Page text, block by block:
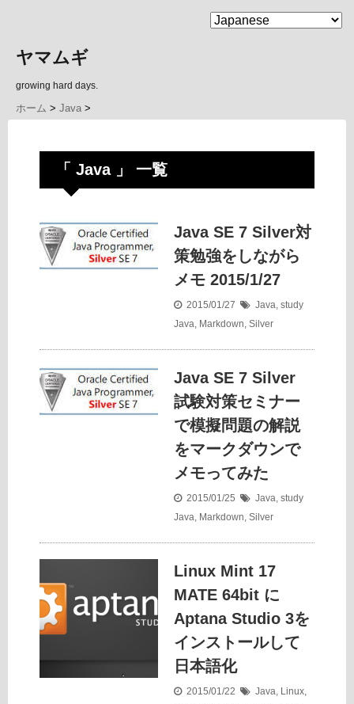
MENU
ヤマムギ
growing hard days.
ホーム > Java >
「 Java 」 一覧
Java SE 7 Silver対
策勉強をしながら
メモ 2015/1/27
2015/01/27 Java, study
Java, Markdown, Silver
Java SE 7 Silver
試験対策セミナー
で模擬問題の解説
をマークダウンで
メモってみた
2015/01/25 Java, study
Java, Markdown, Silver
Linux Mint 17
MATE 64bit に
Aptana Studio 3を
インストールして
日本語化
2015/01/22 Java, Linux,